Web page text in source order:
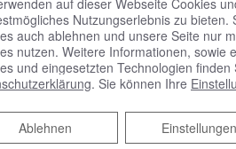
Sanierung und helfen
Beratungstermin –
des
Nutzungserlebnis zu bieten.
auch ablehnen und unsere Seite nur
nutzen. Weitere Informationen, sowie
und eingesetzten Technologien finden
. Sie können Ihre
Einstellungen
Ablehnen
Ablehnen